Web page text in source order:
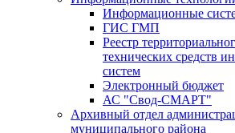
Информационные
ГИС ГМП
Реестр
технических средств
систем
Электронный бюджет
АС "Свод-СМАРТ"
Архивный отдел
муниципального района